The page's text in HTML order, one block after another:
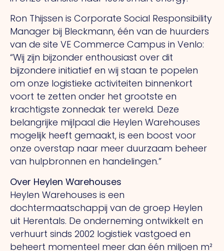
Ron Thijssen is Corporate Social Responsibility
Manager bij Bleckmann, één van de huurders
van de site VE Commerce Campus in Venlo:
“Wij zijn bijzonder enthousiast over dit
bijzondere initiatief en wij staan te popelen
om onze logistieke activiteiten binnenkort
voort te zetten onder het grootste en
krachtigste zonnedak ter wereld. Deze
belangrijke mijlpaal die Heylen Warehouses
mogelijk heeft gemaakt, is een boost voor
onze overstap naar meer duurzaam beheer
van hulpbronnen en handelingen.”
Over Heylen Warehouses
Heylen Warehouses is een
dochtermaatschappij van de groep Heylen
uit Herentals. De onderneming ontwikkelt en
verhuurt sinds 2002 logistiek vastgoed en
beheert momenteel meer dan één miljoen m²